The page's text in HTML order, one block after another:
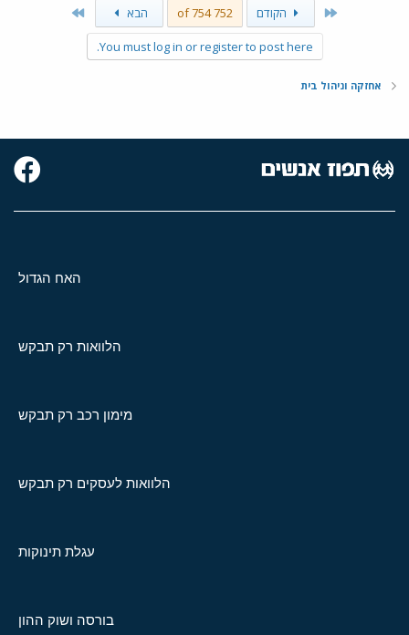
First הקודם 752 of 754 הבא
You must log in or register to post here.
אחזקה וניהול בית
האח הגדול
הלוואות רק תבקש
מימון רכב רק תבקש
הלוואות לעסקים רק תבקש
עגלת תינוקות
בורסה ושוק ההון